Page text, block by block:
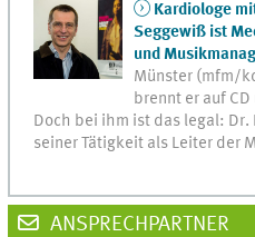
Kardiologe
Seggewiß ist
und
Münster (mfm/
brennt er auf
Doch bei ihm ist das legal:
seiner Tätigkeit als Leiter der
ANSPRECHPARTNER